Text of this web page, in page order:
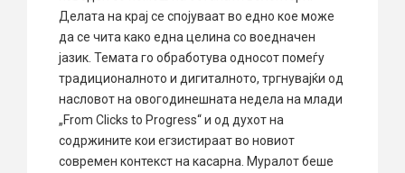
Делата на крај се спојуваат во едно кое може
да се чита како една целина со воедначен
јазик. Темата го обработува односот помеѓу
традиционалното и дигиталното, тргнувајќи од
насловот на овогодинешната недела на млади
„From Clicks to Progress“ и од духот на
содржините кои егзистираат во новиот
современ контекст на касарна. Муралот беше